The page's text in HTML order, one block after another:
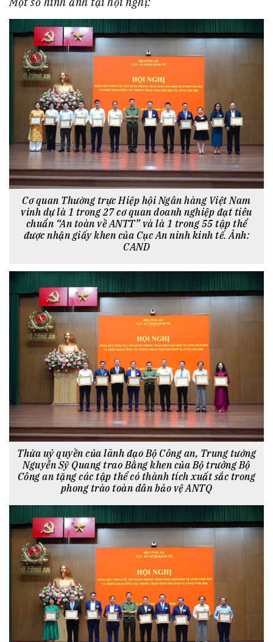
Cơ quan Thường trực Hiệp hội Ngân hàng Việt Nam
vinh dự là 1 trong 27 cơ quan doanh nghiệp đạt tiêu
chuẩn “An toàn về ANTT” và là 1 trong 55 tập thể
được nhận giấy khen của Cục An ninh kinh tế. Ảnh:
CAND
Thừa uỷ quyền của lãnh đạo Bộ Công an, Trung tướng
Nguyễn Sỹ Quang trao Bằng khen của Bộ trưởng Bộ
Công an tặng các tập thể có thành tích xuất sắc trong
phong trào toàn dân bảo vệ ANTQ